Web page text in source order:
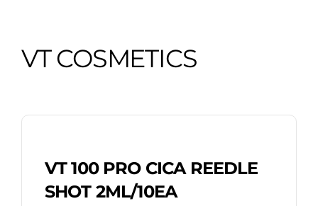
VT COSMETICS
VT 100 PRO CICA REEDLE
SHOT 2ML/10EA